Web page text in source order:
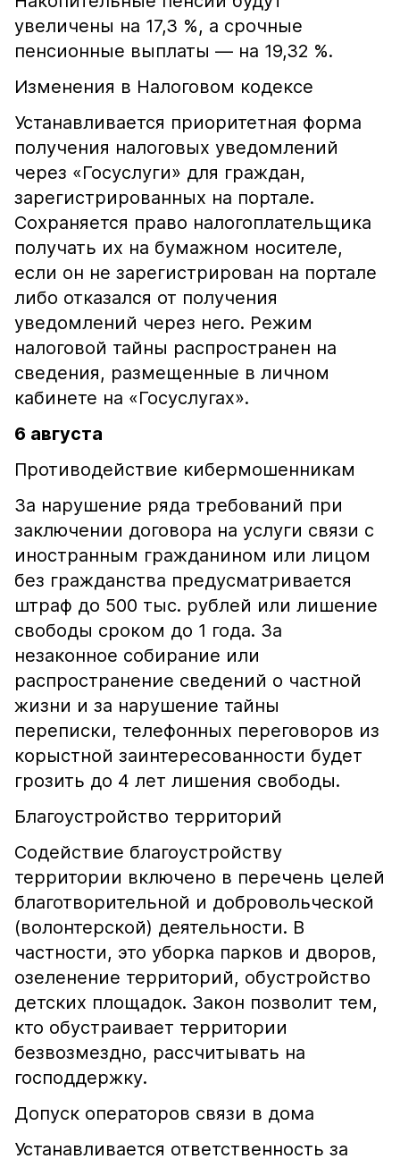
увеличены на 17,3 %, а срочные
пенсионные выплаты — на 19,32 %.
Изменения в Налоговом кодексе
Устанавливается приоритетная форма
получения налоговых уведомлений
через «Госуслуги» для граждан,
зарегистрированных на портале.
Сохраняется право налогоплательщика
получать их на бумажном носителе,
если он не зарегистрирован на портале
либо отказался от получения
уведомлений через него. Режим
налоговой тайны распространен на
сведения, размещенные в личном
кабинете на «Госуслугах».
6 августа
Противодействие кибермошенникам
За нарушение ряда требований при
заключении договора на услуги связи с
иностранным гражданином или лицом
без гражданства предусматривается
штраф до 500 тыс. рублей или лишение
свободы сроком до 1 года. За
незаконное собирание или
распространение сведений о частной
жизни и за нарушение тайны
переписки, телефонных переговоров из
корыстной заинтересованности будет
грозить до 4 лет лишения свободы.
Благоустройство территорий
Содействие благоустройству
территории включено в перечень целей
благотворительной и добровольческой
(волонтерской) деятельности. В
частности, это уборка парков и дворов,
озеленение территорий, обустройство
детских площадок. Закон позволит тем,
кто обустраивает территории
безвозмездно, рассчитывать на
господдержку.
Допуск операторов связи в дома
Устанавливается ответственность за